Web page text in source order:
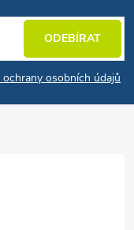
osobních údajů
ODEBÍRAT